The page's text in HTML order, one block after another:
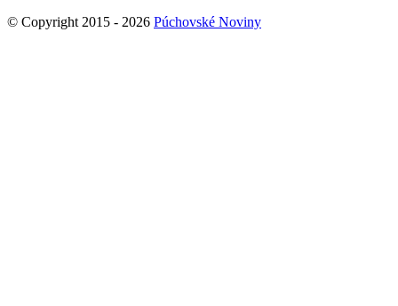
© Copyright 2015 - 2026 Púchovské Noviny